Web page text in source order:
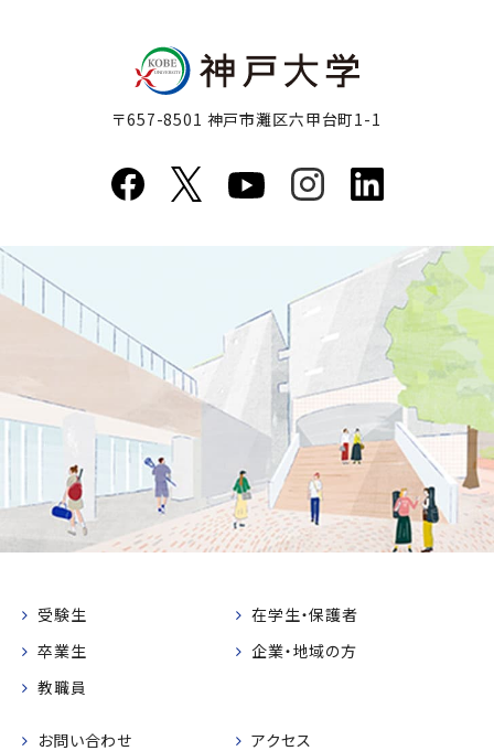
〒657-8501 神戸市灘区六甲台町1-1
受験生
在学生・保護者
卒業生
企業・地域の方
教職員
お問い合わせ アクセス